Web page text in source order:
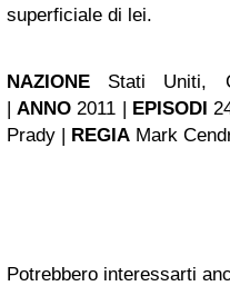
superficiale di lei.
NAZIONE Stati Uniti,
|ANNO 2011 | EPISODI
Prady | REGIA Mark
Potrebbero interessarti